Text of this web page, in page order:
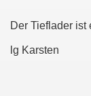
Der Tieflader ist
lg Karsten